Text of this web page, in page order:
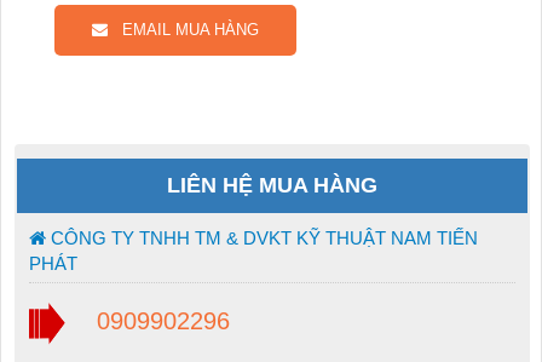
EMAIL MUA HÀNG
LIÊN HỆ MUA HÀNG
CÔNG TY TNHH TM & DVKT KỸ THUẬT NAM TIẾN
PHÁT
0909902296